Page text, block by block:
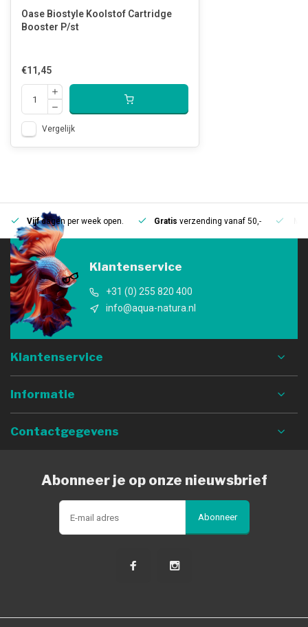
Oase Biostyle Koolstof Cartridge
Booster P/st
€11,45
Vergelijk
Vijfdagen per week open. Gratis verzending vanaf 50,-
Klantenservice
+31 (0) 255 820 400
info@aqua-natura.nl
Klantenservice
Informatie
Contactgegevens
Abonneer je op onze nieuwsbrief
Abonneer